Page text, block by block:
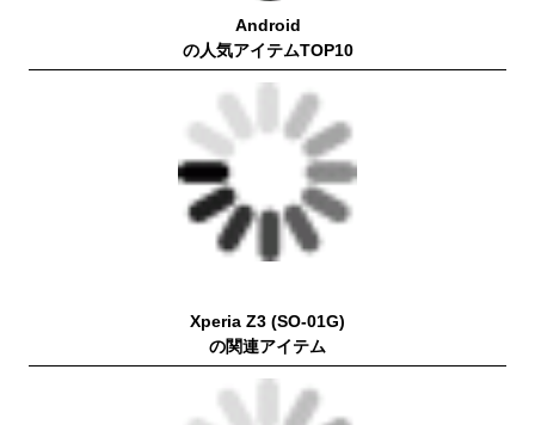
Android
の人気アイテムTOP10
Xperia Z3 (SO-01G)
の関連アイテム